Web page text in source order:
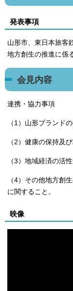
発表事項
山形市、東日本旅客
地方創生の推進に係
会見内容
連携・協力事項
（1）山形ブランド
（2）健康の保持及
（3）地域経済の活
（4）その他地方創
に関すること。
映像